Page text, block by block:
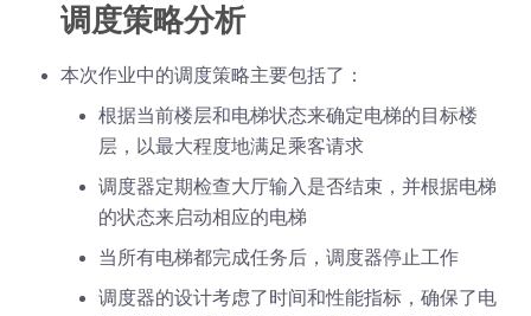
调度策略分析
本次作业中的调度策略主要包括了：
根据当前楼层和电梯状态来确定电梯的目标楼
层，以最大程度地满足乘客请求
调度器定期检查大厅输入是否结束，并根据电梯
的状态来启动相应的电梯
当所有电梯都完成任务后，调度器停止工作
调度器的设计考虑了时间和性能指标，确保了电